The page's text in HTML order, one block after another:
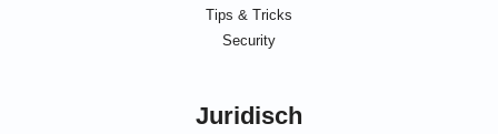
Tips & Tricks
Security
Juridisch